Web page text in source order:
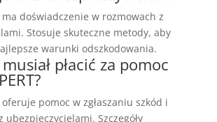
ma doświadczenie w rozmowach z
Stosuje skuteczne metody, aby
warunki odszkodowania.
płacić za pomoc
oferuje pomoc w zgłaszaniu szkód i
ubezpieczycielami. Szczegóły